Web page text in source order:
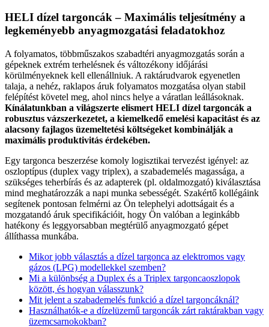
HELI dízel targoncák – Maximális teljesítmény a
legkeményebb anyagmozgatási feladatokhoz
A folyamatos, többműszakos szabadtéri anyagmozgatás során a
gépeknek extrém terhelésnek és változékony időjárási
körülményeknek kell ellenállniuk. A raktárudvarok egyenetlen
talaja, a nehéz, raklapos áruk folyamatos mozgatása olyan stabil
felépítést követel meg, ahol nincs helye a váratlan leállásoknak.
Kínálatunkban a világszerte elismert HELI dízel targoncák a
robusztus vázszerkezetet, a kiemelkedő emelési kapacitást és az
alacsony fajlagos üzemeltetési költségeket kombinálják a
maximális produktivitás érdekében.
Egy targonca beszerzése komoly logisztikai tervezést igényel: az
oszloptípus (duplex vagy triplex), a szabademelés magassága, a
szükséges teherbírás és az adapterek (pl. oldalmozgató) kiválasztása
mind meghatározzák a napi munka sebességét. Szakértő kollégáink
segítenek pontosan felmérni az Ön telephelyi adottságait és a
mozgatandó áruk specifikációit, hogy Ön valóban a leginkább
hatékony és leggyorsabban megtérülő anyagmozgató gépet
állíthassa munkába.
Mikor jobb választás a dízel targonca az elektromos vagy
gázos (LPG) modellekkel szemben?
Mi a különbség a Duplex és a Triplex targoncaoszlopok
között, és hogyan válasszunk?
Mit jelent a szabademelés funkció a dízel targoncáknál?
Használhatók-e a dízelüzemű targoncák zárt raktárakban vagy
üzemcsarnokokban?